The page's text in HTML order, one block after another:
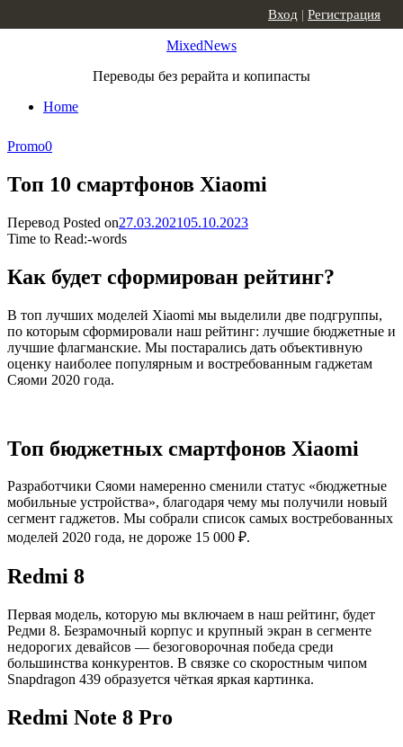
MixedNews
Переводы без рерайта и копипасты
Home
Вход | Регистрация
Promo0
Топ 10 смартфонов Xiaomi
Перевод Posted on27.03.202105.10.2023
Time to Read:-words
Как будет сформирован рейтинг?
В топ лучших моделей Xiaomi мы выделили две подгруппы,
по которым сформировали наш рейтинг: лучшие бюджетные и
лучшие флагманские. Мы постарались дать объективную
оценку наиболее популярным и востребованным гаджетам
Сяоми 2020 года.
Топ бюджетных смартфонов Xiaomi
Разработчики Сяоми намеренно сменили статус «бюджетные
мобильные устройства», благодаря чему мы получили новый
сегмент гаджетов. Мы собрали список самых востребованных
моделей 2020 года, не дороже 15 000 ₽.
Redmi 8
Первая модель, которую мы включаем в наш рейтинг, будет
Редми 8. Безрамочный корпус и крупный экран в сегменте
недорогих девайсов — безоговорочная победа среди
большинства конкурентов. В связке со скоростным чипом
Snapdragon 439 образуется чёткая яркая картинка.
Redmi Note 8 Pro